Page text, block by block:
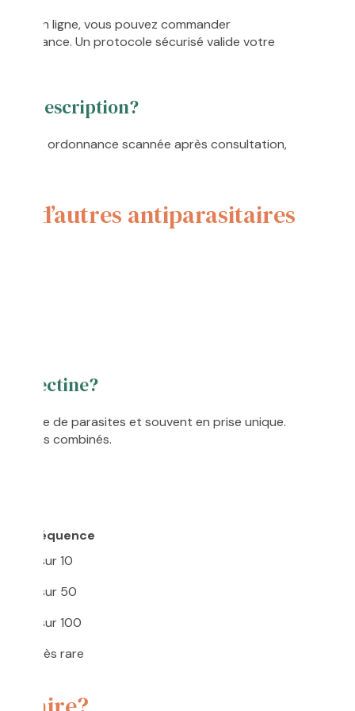
en ligne, vous pouvez commander
Un protocole sécurisé valide votre
prescription?
votre ordonnance scannée après consultation,
d’autres antiparasitaires
spectre de parasites et souvent en prise unique.
combinés.
Fréquence
1 sur 10
1 sur 50
1 sur 100
Très rare